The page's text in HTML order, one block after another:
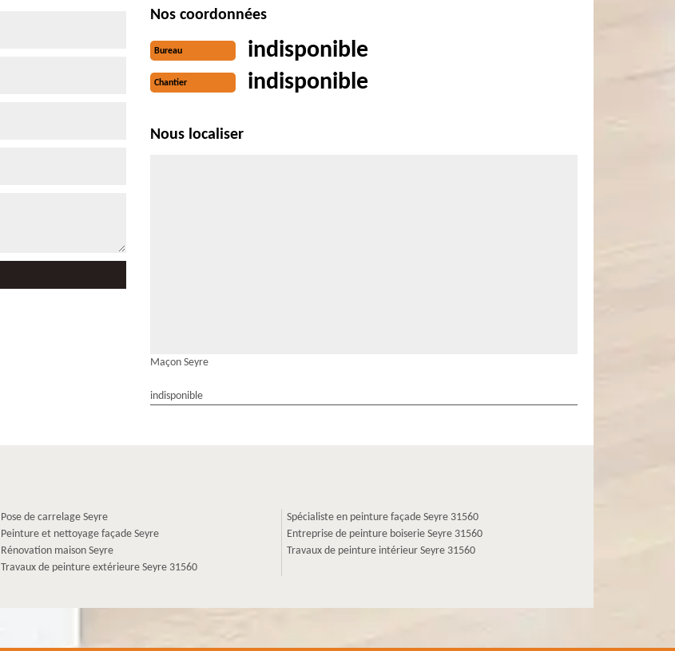
Nos coordonnées
Bureau indisponible
Chantier indisponible
Nous localiser
Maçon Seyre
indisponible
Pose de carrelage Seyre
Peinture et nettoyage façade Seyre
Rénovation maison Seyre
Travaux de peinture extérieure Seyre 31560
Spécialiste en peinture façade Seyre 31560
Entreprise de peinture boiserie Seyre 31560
Travaux de peinture intérieur Seyre 31560